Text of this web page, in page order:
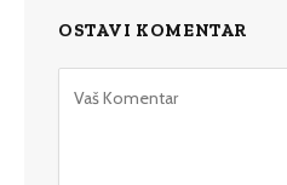
OSTAVI KOMENTAR